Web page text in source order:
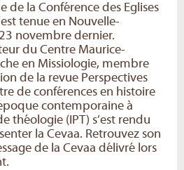
de la Conférence des Eglises
tenue en Nouvelle-
novembre dernier.
du Centre Maurice-
en Missiologie, membre
de la revue Perspectives
de conférences en histoire
contemporaine à
théologie (IPT) s’est rendu
la Cevaa. Retrouvez son
de la Cevaa délivré lors